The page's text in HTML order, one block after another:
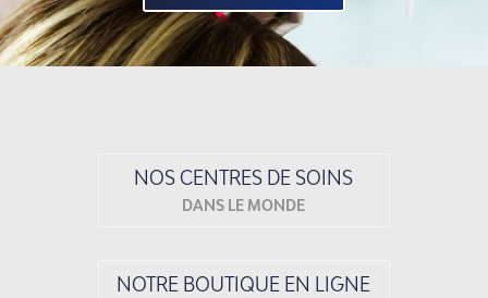
NOS CENTRES DE SOINS
DANS LE MONDE
NOTRE BOUTIQUE EN LIGNE